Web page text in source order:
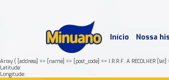
Início Nossa
Array ( [address] => [name] => [post_code] => I.R.R.F. A RECOLHER
Latitude:
Longitude: